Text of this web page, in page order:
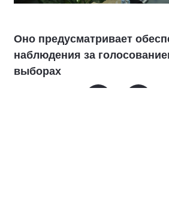
Оно предусматривает
наблюдения за
выборах